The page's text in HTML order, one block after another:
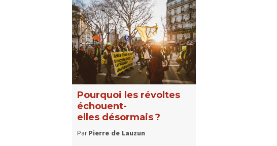
Pourquoi les révoltes
échouent-
elles désormais ?
ParPierre de Lauzun